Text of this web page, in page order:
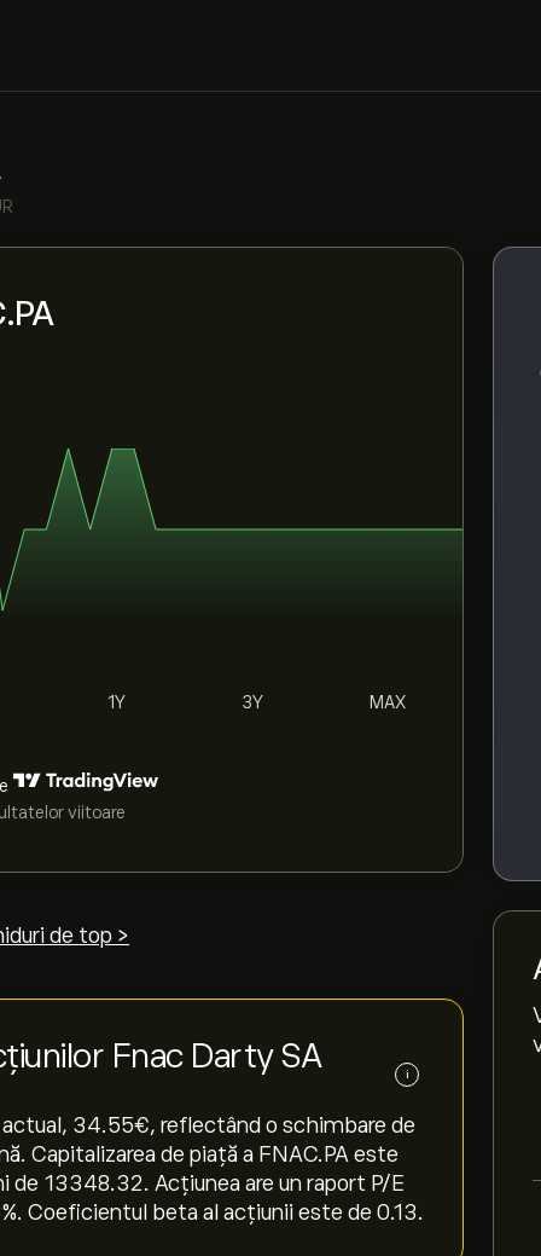
1Y 3Y MAX
viitoare
de top >
Fnac Darty SA i
34.55‎€‎, reflectând o schimbare de
Capitalizarea de piață a FNAC.PA este
de 13348.32. Acțiunea are un raport P/E
Coeficientul beta al acțiunii este de 0.13.